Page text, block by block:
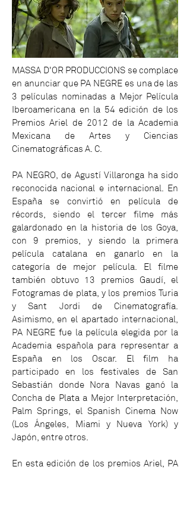
MASSA D'OR PRODUCCIONS se complace
en anunciar que PA NEGRE es una de las
3 películas nominadas a Mejor Película
Iberoamericana en la 54 edición de los
Premios Ariel de 2012 de la Academia
Mexicana de Artes y Ciencias
Cinematográficas A. C.
PA NEGRO, de Agustí Villaronga ha sido
reconocida nacional e internacional. En
España se convirtió en película de
récords, siendo el tercer filme más
galardonado en la historia de los Goya,
con 9 premios, y siendo la primera
película catalana en ganarlo en la
categoría de mejor película. El filme
también obtuvo 13 premios Gaudí, el
Fotogramas de plata, y los premios Turia
y Sant Jordi de Cinematografía.
Asimismo, en el apartado internacional,
PA NEGRE fue la película elegida por la
Academia española para representar a
España en los Oscar. El film ha
participado en los festivales de San
Sebastián donde Nora Navas ganó la
Concha de Plata a Mejor Interpretación,
Palm Springs, el Spanish Cinema Now
(Los Ángeles, Miami y Nueva York) y
Japón, entre otros.
En esta edición de los premios Ariel, PA